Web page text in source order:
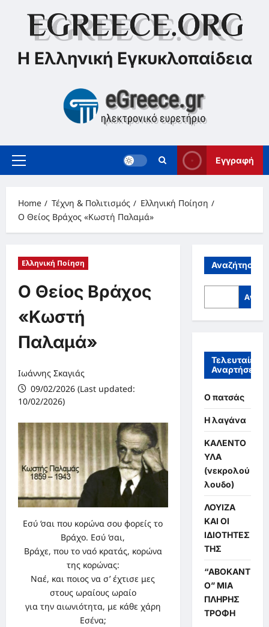
Η Ελληνική Εγκυκλοπαίδεια
Primary
Εγγραφή
Home Τέχνη & Πολιτισμός
Ελληνική Ποίηση
Ο Θείος Βράχος «Κωστή Παλαμά»
Ελληνική Ποίηση
Ο Θείος Βράχος
«Κωστή
Παλαμά»
Ιωάννης Σκαγιάς
09/02/2026 (Last updated:
10/02/2026)
Εσύ ‘σαι που κορώνα σου φορείς το
Βράχο. Εσύ ‘σαι,
Βράχε, που το ναό κρατάς, κορώνα
της κορώνας:
Ναέ, και ποιος να σ’ έχτισε μες
στους ωραίους ωραίο
για την αιωνιότητα, με κάθε χάρη
Εσένα;
Αναζήτηση
Τελευταίες
Αναρτήσεις
Ο πατσάς
Η λαγάνα
ΚΑΛΕΝΤΟ
ΥΛΑ
(νεκρολού
λουδο)
ΛΟΥΙΖΑ
ΚΑΙ ΟΙ
ΙΔΙΟΤΗΤΕΣ
ΤΗΣ
“ΑΒΟΚΑΝΤ
Ο” ΜΙΑ
ΠΛΗΡΗΣ
ΤΡΟΦΗ